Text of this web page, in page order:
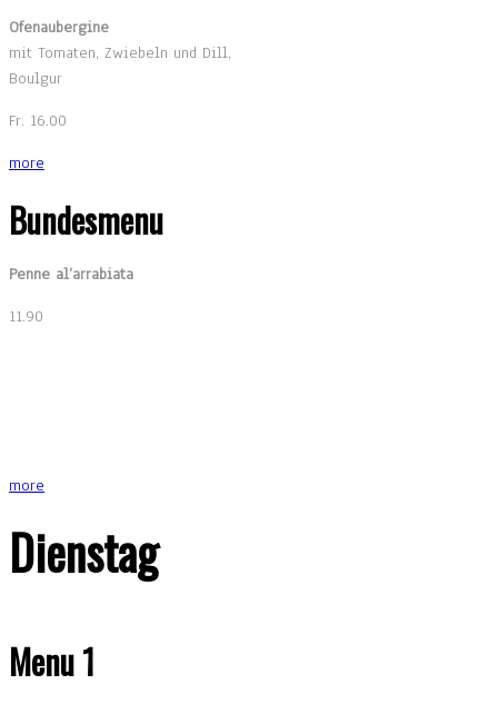
Ofenaubergine
mit Tomaten, Zwiebeln und Dill,
Boulgur
Fr. 16.00
more
Bundesmenu
Penne al’arrabiata
11.90
more
Dienstag
Menu 1